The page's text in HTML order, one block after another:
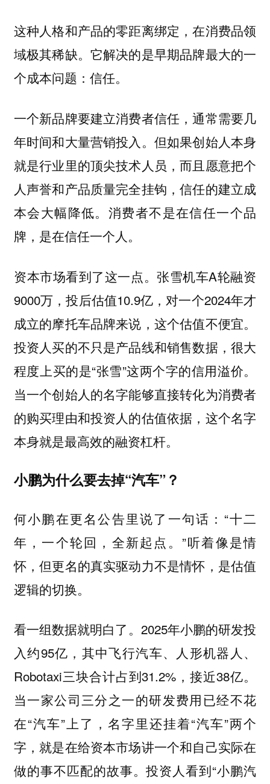
这种人格和产品的零距离绑定，在消费品领
域极其稀缺。它解决的是早期品牌最大的一
个成本问题：信任。
一个新品牌要建立消费者信任，通常需要几
年时间和大量营销投入。但如果创始人本身
就是行业里的顶尖技术人员，而且愿意把个
人声誉和产品质量完全挂钩，信任的建立成
本会大幅降低。消费者不是在信任一个品
牌，是在信任一个人。
资本市场看到了这一点。张雪机车A轮融资
9000万，投后估值10.9亿，对一个2024年才
成立的摩托车品牌来说，这个估值不便宜。
投资人买的不只是产品线和销售数据，很大
程度上买的是“张雪”这两个字的信用溢价。
当一个创始人的名字能够直接转化为消费者
的购买理由和投资人的估值依据，这个名字
本身就是最高效的融资杠杆。
小鹏为什么要去掉“汽车”？
何小鹏在更名公告里说了一句话：“十二
年，一个轮回，全新起点。”听着像是情
怀，但更名的真实驱动力不是情怀，是估值
逻辑的切换。
看一组数据就明白了。2025年小鹏的研发投
入约95亿，其中飞行汽车、人形机器人、
Robotaxi三块合计占到31.2%，接近38亿。
当一家公司三分之一的研发费用已经不花
在“汽车”上了，名字里还挂着“汽车”两个
字，就是在给资本市场讲一个和自己实际在
做的事不匹配的故事。投资人看到“小鹏汽